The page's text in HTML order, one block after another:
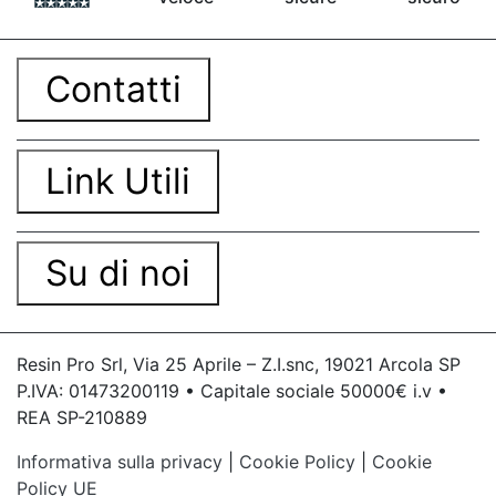
Contatti
Link Utili
Su di noi
Resin Pro Srl, Via 25 Aprile – Z.I.snc, 19021 Arcola SP
P.IVA: 01473200119 • Capitale sociale 50000€ i.v •
REA SP-210889
Informativa sulla privacy
Cookie Policy
Cookie
Policy UE